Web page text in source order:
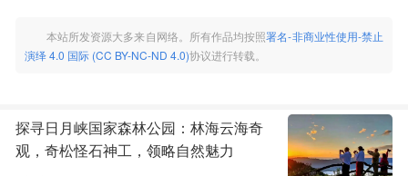
本站所发资源大多来自网络。所有作品均按照署名-非商业性使用-禁止
演绎 4.0 国际 (CC BY-NC-ND 4.0)协议进行转载。
探寻日月峡国家森林公园：林海云海奇
观，奇松怪石神工，领略自然魅力